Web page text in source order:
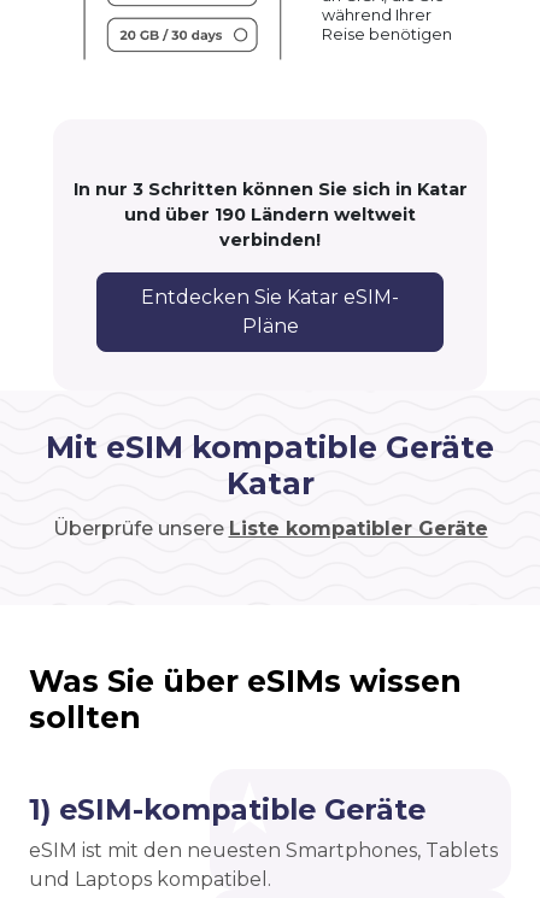
während Ihrer
Reise benötigen
In nur 3 Schritten können Sie sich in Katar
und über 190 Ländern weltweit
verbinden!
Entdecken Sie Katar eSIM-
Pläne
Mit eSIM kompatible Geräte
Katar
Überprüfe unsere Liste kompatibler Geräte
Was Sie über eSIMs wissen
sollten
1) eSIM-kompatible Geräte
eSIM ist mit den neuesten Smartphones, Tablets
und Laptops kompatibel.